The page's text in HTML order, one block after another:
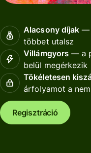
Alacsony díjak —
többet utalsz
Villámgyors — a
belül megérkezik
Tökéletesen
árfolyamot a
Regisztráció